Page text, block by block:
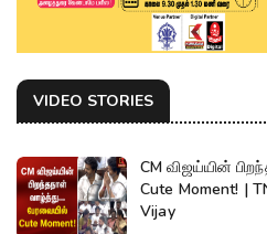
VIDEO STORIES
CM விஜய்யின்
Cute Moment! |
Vijay